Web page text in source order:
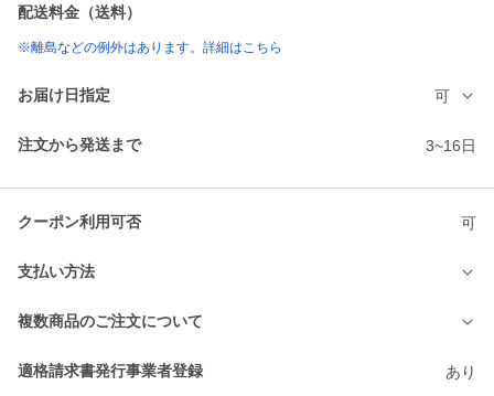
配送料金（送料）
※離島などの例外はあります。詳細はこちら
お届け日指定 可
注文から発送まで 3~16日
クーポン利用可否 可
支払い方法
複数商品のご注文について
適格請求書発行事業者登録 あり